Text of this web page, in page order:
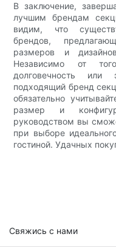
В заключение,
лучшим брендам
видим, что
брендов,
размеров и
Независимо от
долговечность или
подходящий бренд
обязательно
размер и
руководством вы
при выборе
гостиной. Удачных
Свяжись с нами